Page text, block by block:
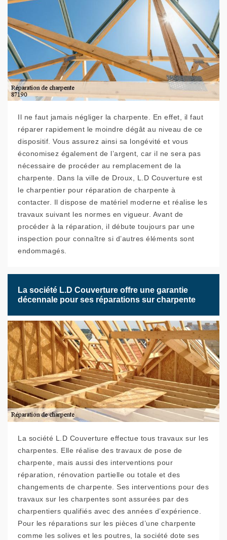
Il ne faut jamais négliger la charpente. En effet, il faut
réparer rapidement le moindre dégât au niveau de ce
dispositif. Vous assurez ainsi sa longévité et vous
économisez également de l’argent, car il ne sera pas
nécessaire de procéder au remplacement de la
charpente. Dans la ville de Droux, L.D Couverture est
le charpentier pour réparation de charpente à
contacter. Il dispose de matériel moderne et réalise les
travaux suivant les normes en vigueur. Avant de
procéder à la réparation, il débute toujours par une
inspection pour connaître si d’autres éléments sont
endommagés.
La société L.D Couverture offre une garantie
décennale pour ses réparations sur charpente
La société L.D Couverture effectue tous travaux sur les
charpentes. Elle réalise des travaux de pose de
charpente, mais aussi des interventions pour
réparation, rénovation partielle ou totale et des
changements de charpente. Ses interventions pour des
travaux sur les charpentes sont assurées par des
charpentiers qualifiés avec des années d’expérience.
Pour les réparations sur les pièces d’une charpente
comme les solives et les poutres, la société dote ses